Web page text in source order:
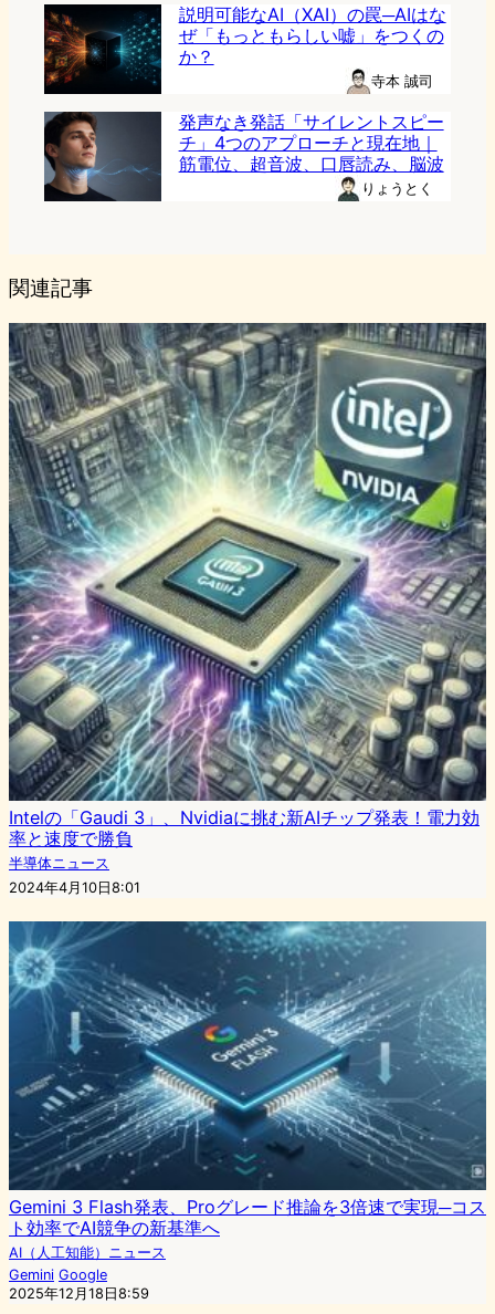
説明可能なAI（XAI）の罠─AIはな
ぜ「もっともらしい嘘」をつくの
か？
寺本 誠司
発声なき発話「サイレントスピー
チ」4つのアプローチと現在地｜
筋電位、超音波、口唇読み、脳波
りょうとく
関連記事
Intelの「Gaudi 3」、Nvidiaに挑む新AIチップ発表！電力効
率と速度で勝負
半導体ニュース
2024年4月10日8:01
Gemini 3 Flash発表、Proグレード推論を3倍速で実現─コス
ト効率でAI競争の新基準へ
AI（人工知能）ニュース
Gemini Google
2025年12月18日8:59